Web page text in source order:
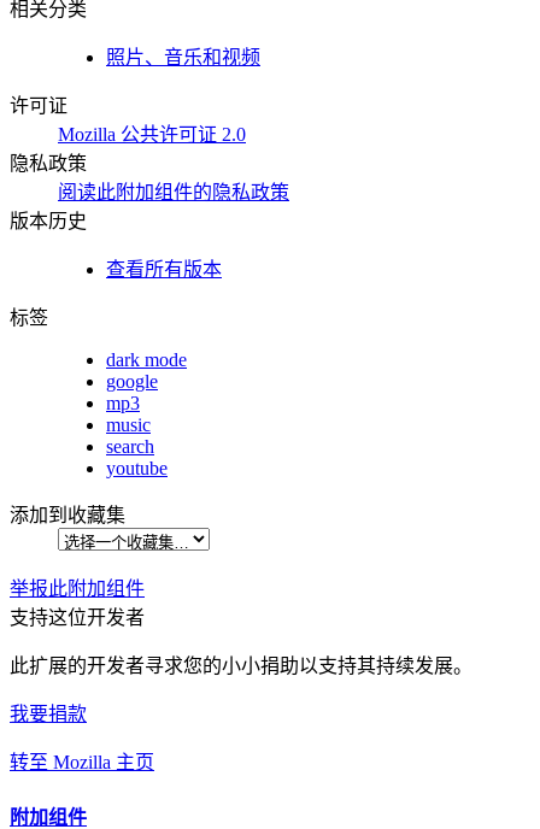
相关分类
照片、音乐和视频
许可证
Mozilla 公共许可证 2.0
隐私政策
阅读此附加组件的隐私政策
版本历史
查看所有版本
标签
dark mode
google
mp3
music
search
youtube
添加到收藏集
举报此附加组件
支持这位开发者
此扩展的开发者寻求您的小小捐助以支持其持续发展。
我要捐款
转至 Mozilla 主页
附加组件